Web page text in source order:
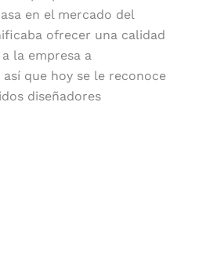
en el mercado del
ofrecer una calidad
la empresa a
que hoy se le reconoce
diseñadores